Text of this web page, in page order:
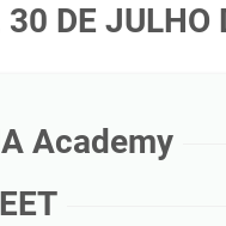
DE JULHO
Academy